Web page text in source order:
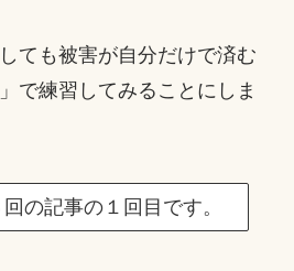
ても被害が自分だけで済む
で練習してみることにしま
の記事の１回目です。